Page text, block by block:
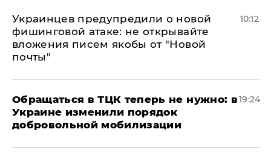
Украинцев предупредили о новой
фишинговой атаке: не открывайте
вложения писем якобы от "Новой
почты"
10:12
Обращаться в ТЦК теперь не нужно: в
Украине изменили порядок
добровольной мобилизации
19:24